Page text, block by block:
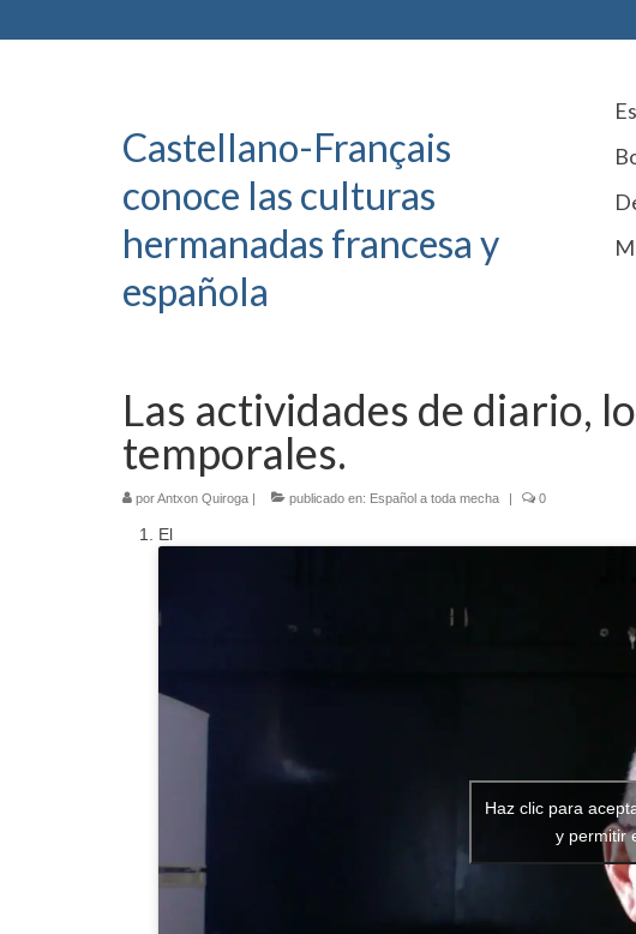
Castellano-Français
conoce las culturas
hermanadas francesa y
española
Las actividades de diario,
temporales.
porAntxon Quiroga | publicado en: Español a toda mecha | 0
El
Haz clic para
y permitir